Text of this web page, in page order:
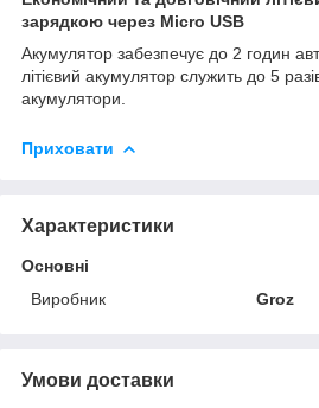
зарядкою через Micro USB
Акумулятор забезпечує до 2 годин
літієвий акумулятор служить до 5
акумулятори.
Приховати
Характеристики
Основні
Виробник
Groz
Умови доставки